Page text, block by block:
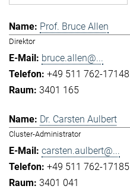
Prof. Bruce Allen
Direktor
bruce.allen@...
+49 511 762-17148
3401 165
Dr. Carsten Aulbert
Cluster-Administrator
carsten.aulbert@...
+49 511 762-17185
3401 041